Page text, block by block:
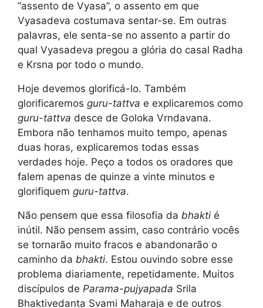
“assento de Vyasa”, o assento em que
Vyasadeva costumava sentar-se. Em outras
palavras, ele senta-se no assento a partir do
qual Vyasadeva pregou a glória do casal Radha
e Krsna por todo o mundo.
Hoje devemos glorificá-lo. Também
glorificaremos guru-tattva e explicaremos como
guru-tattva desce de Goloka Vrndavana.
Embora não tenhamos muito tempo, apenas
duas horas, explicaremos todas essas
verdades hoje. Peço a todos os oradores que
falem apenas de quinze a vinte minutos e
glorifiquem guru-tattva.
Não pensem que essa filosofia da bhakti é
inútil. Não pensem assim, caso contrário vocês
se tornarão muito fracos e abandonarão o
caminho da bhakti. Estou ouvindo sobre esse
problema diariamente, repetidamente. Muitos
discípulos de Parama-pujyapada Srila
Bhaktivedanta Svami Maharaja e de outros